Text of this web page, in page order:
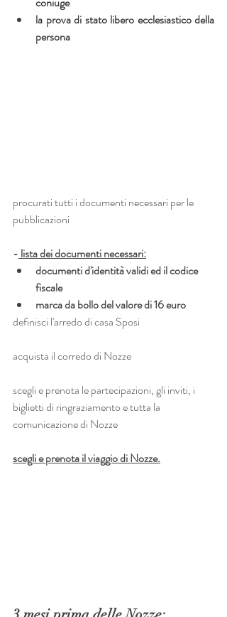
la prova di stato libero ecclesiastico della
persona
procurati tutti i documenti necessari per le
pubblicazioni
- lista dei documenti necessari:
documenti d'identità validi ed il codice
fiscale
marca da bollo del valore di 16 euro
definisci l'arredo di casa Sposi
acquista il corredo di Nozze
scegli e prenota le partecipazioni, gli inviti, i
biglietti di ringraziamento e tutta la
comunicazione di Nozze
scegli e prenota il viaggio di Nozze.